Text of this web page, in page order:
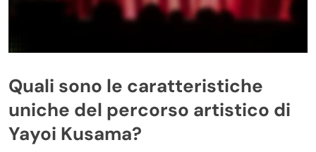
Quali sono le caratteristiche
uniche del percorso artistico di
Yayoi Kusama?